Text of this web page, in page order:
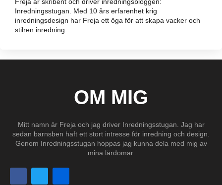
Inredningsstugan. Med 10 års erfarenhet krig
inredningsdesign har Freja ett öga för att skapa vacker och
stilren inredning.
OM MIG
Mitt namn är Freja och jag driver Inredningsstugan. Jag har
sedan barnsben haft ett stort intresse för inredning och design.
Genom Inredningsstugan hoppas jag kunna dela med mig av
mina lärdomar.